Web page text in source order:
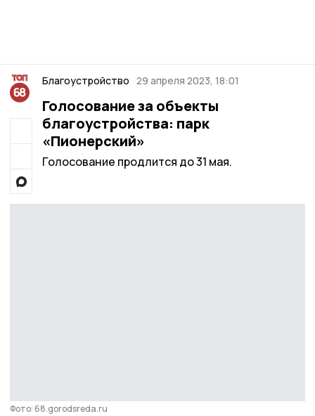
Благоустройство 29 апреля 2023, 18:01
Голосование за объекты
благоустройства: парк
«Пионерский»
Голосование продлится до 31 мая.
Фото: 68.gorodsreda.ru